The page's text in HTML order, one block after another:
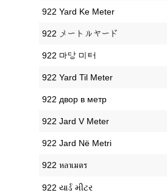
‎922 Yard Ke Meter
‎922 メートルヤード
‎922 마당 미터
‎922 Yard Til Meter
‎922 двор в метр
‎922 Jard V Meter
‎922 Jard Në Metri
‎922 หลาเมตร
‎922 યાર્ડ મીટર